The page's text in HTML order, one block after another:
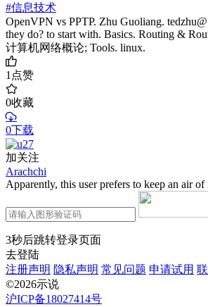
#信息技术
OpenVPN vs PPTP. Zhu Guoliang.
they do? to start with. Basics. Routing &
计算机网络概论; Tools. linux.
1点赞
0收藏
0下载
加关注
Arachchi
Apparently, this user prefers to keep an air of
3秒后跳转登录页面
去登陆
注册声明 隐私声明 常见问题 申请试用
©2026示说
沪ICP备18027414号